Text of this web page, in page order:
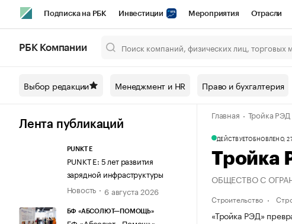
Подписка на РБК Инвестиции Мероприятия Отрасли
Спецпроекты СПб Конференции СПб Спецпроекты
Технологии и медиа Рынок наличной валюты
РБК Компании
Выбор редакции Менеджмент и HR Право и бухгалтерия
Лента публикаций
PUNKT E
PUNKT E: 5 лет развития
зарядной инфраструктуры
Новость
6 августа 2026
БФ «АБСОЛЮТ—ПОМОЩЬ»
Главная Тройка РЭД
ДЕЙСТВУЕТОБНОВЛЕНО,
Тройка
ОБЩЕСТВО С
Строительство
«Тройка РЭД»